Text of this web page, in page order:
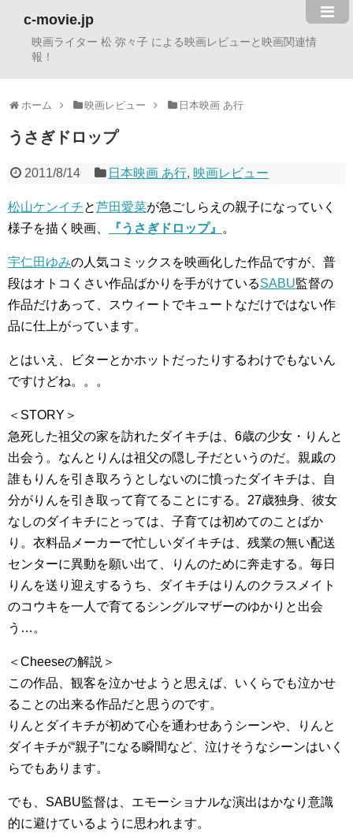
c-movie.jp
映画ライター 松 弥々子 による映画レビューと映画関連情
報！
ホーム 映画レビュー 日本映画 あ行
うさぎドロップ
2011/8/14 日本映画 あ行, 映画レビュー
松山ケンイチと芦田愛菜が急ごしらえの親子になっていく
様子を描く映画、
『うさぎドロップ』 。
宇仁田ゆみの人気コミックスを映画化した作品ですが、普
段はオトコくさい作品ばかりを手がけているSABU監督の
作品だけあって、スウィートでキュートなだけではない作
品に仕上がっています。
とはいえ、ビターとかホットだったりするわけでもないん
ですけどね。。。
＜STORY＞
急死した祖父の家を訪れたダイキチは、6歳の少女・りんと
出会う。なんとりんは祖父の隠し子だというのだ。親戚の
誰もりんを引き取ろうとしないのに憤ったダイキチは、自
分がりんを引き取って育てることにする。27歳独身、彼女
なしのダイキチにとっては、子育ては初めてのことばか
り。衣料品メーカーで忙しいダイキチは、残業の無い配送
センターに異動を願い出て、りんのために奔走する。毎日
りんを送り迎えするうち、ダイキチはりんのクラスメイト
のコウキを一人で育てるシングルマザーのゆかりと出会
う…。
＜Cheeseの解説＞
この作品、観客を泣かせようと思えば、いくらでも泣かせ
ることの出来る作品だと思うのです。
りんとダイキチが初めて心を通わせあうシーンや、りんと
ダイキチが“親子”になる瞬間など、泣けそうなシーンはいく
らでもあります。
でも、SABU監督は、エモーショナルな演出はかなり意識
的に避けているように思われます。